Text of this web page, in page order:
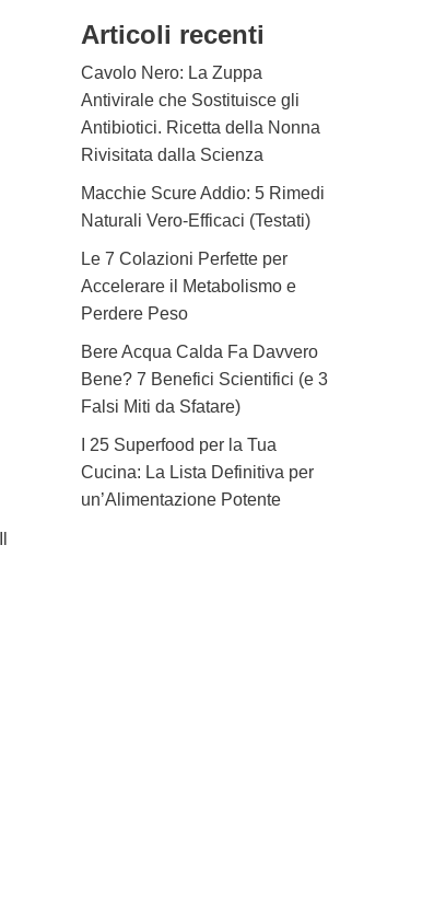
Articoli recenti
Cavolo Nero: La Zuppa
Antivirale che Sostituisce gli
Antibiotici. Ricetta della Nonna
Rivisitata dalla Scienza
Macchie Scure Addio: 5 Rimedi
Naturali Vero-Efficaci (Testati)
Le 7 Colazioni Perfette per
Accelerare il Metabolismo e
Perdere Peso
Bere Acqua Calda Fa Davvero
Bene? 7 Benefici Scientifici (e 3
Falsi Miti da Sfatare)
I 25 Superfood per la Tua
Cucina: La Lista Definitiva per
un’Alimentazione Potente